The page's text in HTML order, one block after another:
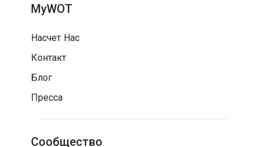
MyWOT
Насчет Нас
Контакт
Блог
Пресса
Сообщество